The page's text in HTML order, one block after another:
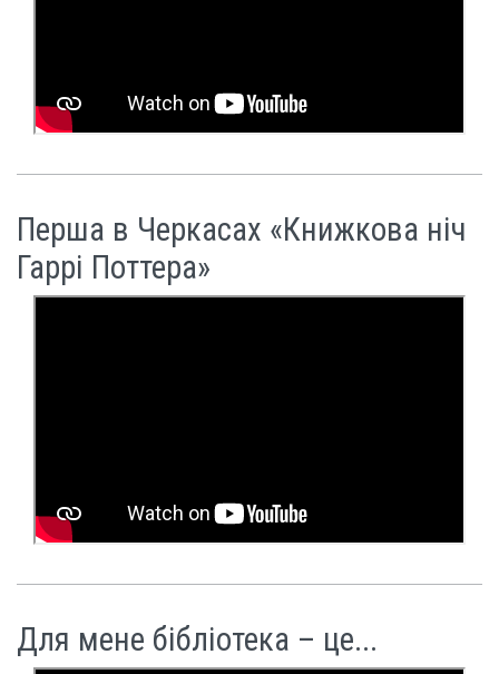
Перша в Черкасах «Книжкова ніч
Гаррі Поттера»
Для мене бібліотека – це...